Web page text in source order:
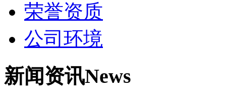
荣誉资质
公司环境
新闻资讯News